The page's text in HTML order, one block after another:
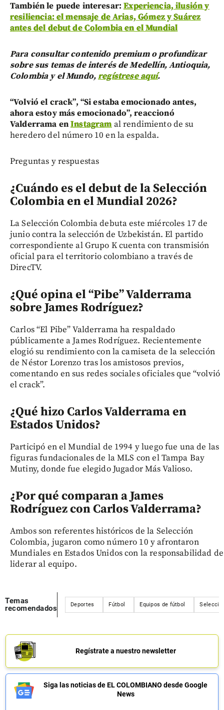
También le puede interesar:Experiencia, ilusión y
resiliencia: el mensaje de Arias, Gómez y Suárez
antes del debut de Colombia en el Mundial
Para consultar contenido premium o profundizar
sobre sus temas de interés de Medellín, Antioquia,
Colombia y el Mundo,regístrese aquí.
“Volvió el crack”, “Si estaba emocionado antes,
ahora estoy más emocionado”, reaccionó
Valderrama enInstagram al rendimiento de su
heredero del número 10 en la espalda.
Preguntas y respuestas
¿Cuándo es el debut de la Selección
Colombia en el Mundial 2026?
La Selección Colombia debuta este miércoles 17 de
junio contra la selección de Uzbekistán. El partido
correspondiente al Grupo K cuenta con transmisión
oficial para el territorio colombiano a través de
DirecTV.
¿Qué opina el “Pibe” Valderrama
sobre James Rodríguez?
Carlos “El Pibe” Valderrama ha respaldado
públicamente a James Rodríguez. Recientemente
elogió su rendimiento con la camiseta de la selección
de Néstor Lorenzo tras los amistosos previos,
comentando en sus redes sociales oficiales que “volvió
el crack”.
¿Qué hizo Carlos Valderrama en
Estados Unidos?
Participó en el Mundial de 1994 y luego fue una de las
figuras fundacionales de la MLS con el Tampa Bay
Mutiny, donde fue elegido Jugador Más Valioso.
¿Por qué comparan a James
Rodríguez con Carlos Valderrama?
Ambos son referentes históricos de la Selección
Colombia, jugaron como número 10 y afrontaron
Mundiales en Estados Unidos con la responsabilidad de
liderar al equipo.
Temas
recomendados
Deportes Fútbol Equipos de fútbol
Regístrate a nuestro newsletter
Siga las noticias de EL COLOMBIANO desde Google
News